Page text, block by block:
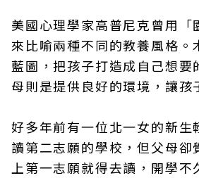
美國心理學家高普尼克曾用「
來比喻兩種不同的教養風格。
藍圖，把孩子打造成自己想要
母則是提供良好的環境，讓孩
好多年前有一位北一女的新生
讀第二志願的學校，但父母卻
上第一志願就得去讀，開學